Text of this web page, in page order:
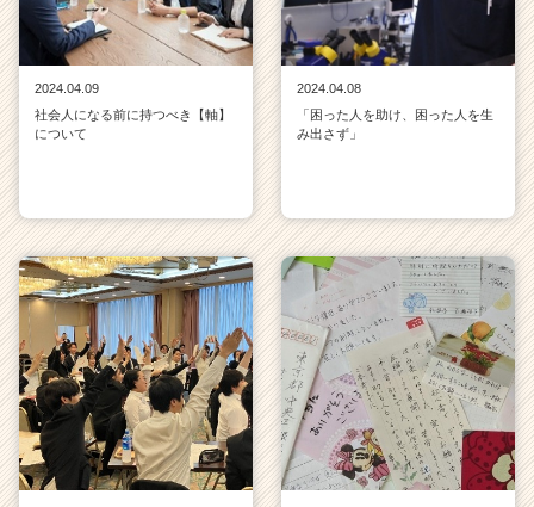
2024.04.09
社会人になる前に持つべき【軸】
について
2024.04.08
「困った人を助け、困った人を生
み出さず」